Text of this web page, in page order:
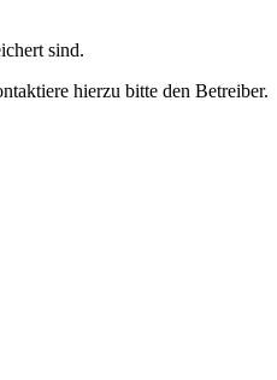
sind.
hierzu bitte den Betreiber.